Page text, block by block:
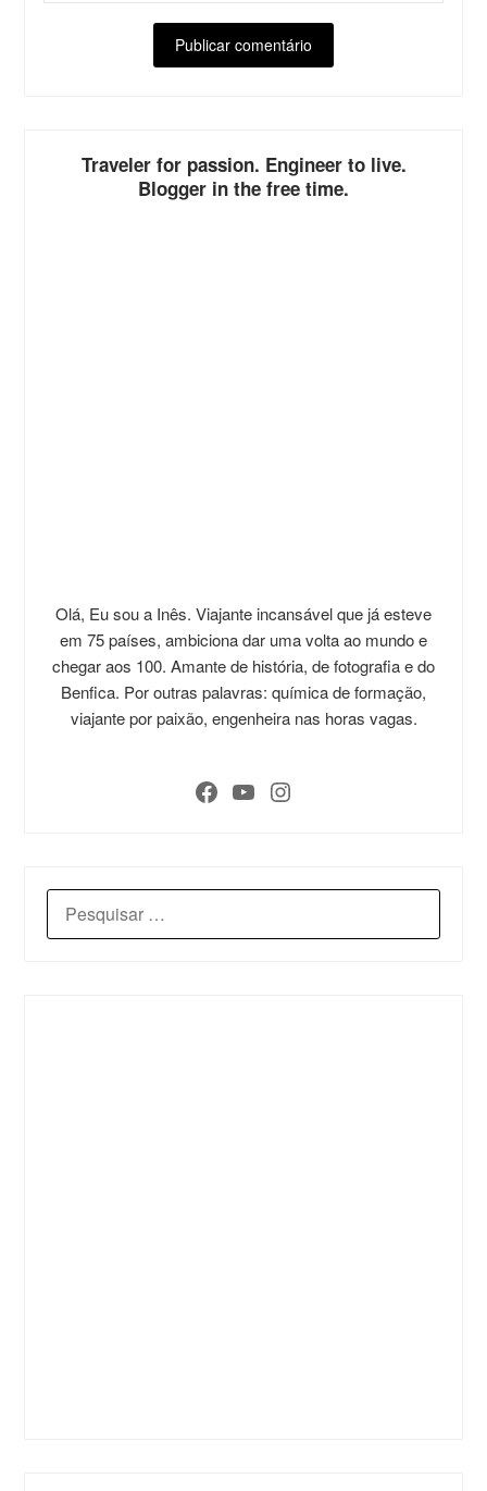
Traveler for passion. Engineer to live.
Blogger in the free time.
Olá, Eu sou a Inês. Viajante incansável que já esteve
em 75 países, ambiciona dar uma volta ao mundo e
chegar aos 100. Amante de história, de fotografia e do
Benfica. Por outras palavras: química de formação,
viajante por paixão, engenheira nas horas vagas.